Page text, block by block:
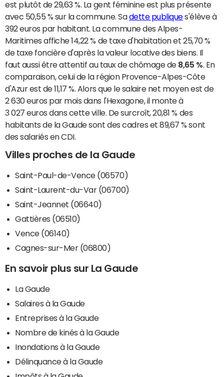
est plutôt de 29,63 %. La gent féminine est plus présente
avec 50,55 % sur la commune. Sadette publiques'élève à
392 euros par habitant. La commune des Alpes-
Maritimes affiche 14,22 % de taxe d'habitation et 25,70 %
de taxe foncière d'après la valeur locative des biens. Il
faut aussi être attentif au taux de chômage de 8,65 %. En
comparaison, celui de la région Provence-Alpes-Côte
d'Azur est de 11,17 %. Alors que le salaire net moyen est de
2 630 euros par mois dans l'Hexagone, il monte à
3 027 euros dans cette ville. De surcroît, 20,81 % des
habitants de la Gaude sont des cadres et 89,67 % sont
des salariés en CDI.
Villes proches de la Gaude
Saint-Paul-de-Vence (06570)
Saint-Laurent-du-Var (06700)
Saint-Jeannet (06640)
Gattières (06510)
Vence (06140)
Cagnes-sur-Mer (06800)
En savoir plus sur La Gaude
La Gaude
Salaires à la Gaude
Entreprises à la Gaude
Nombre de kinés à la Gaude
Inondations à la Gaude
Délinquance à la Gaude